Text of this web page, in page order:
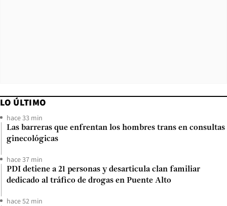
LO ÚLTIMO
hace 33 min
Las barreras que enfrentan los hombres trans en consultas
ginecológicas
hace 37 min
PDI detiene a 21 personas y desarticula clan familiar
dedicado al tráfico de drogas en Puente Alto
hace 52 min